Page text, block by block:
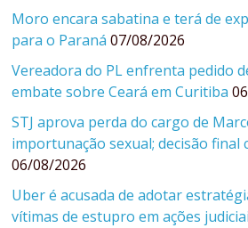
Moro encara sabatina e terá de
para o Paraná 07/08/2026
Vereadora do PL enfrenta pedido
embate sobre Ceará em Curitiba
STJ aprova perda do cargo de
importunação sexual; decisão final
06/08/2026
Uber é acusada de adotar
vítimas de estupro em ações